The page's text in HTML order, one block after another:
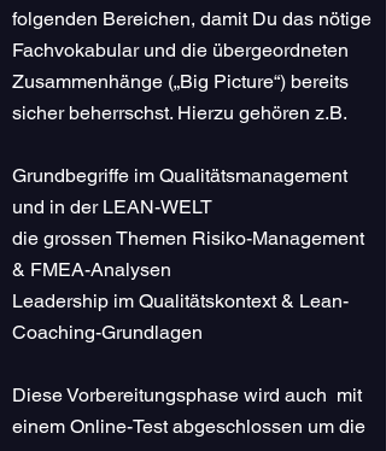
folgenden Bereichen, damit Du das nötige
Fachvokabular und die übergeordneten
Zusammenhänge („Big Picture“) bereits
sicher beherrschst. Hierzu gehören z.B.
Grundbegriffe im Qualitätsmanagement
und in der LEAN-WELT
die grossen Themen Risiko-Management
& FMEA-Analysen
Leadership im Qualitätskontext & Lean-
Coaching-Grundlagen
Diese Vorbereitungsphase wird auch mit
einem Online-Test abgeschlossen um die